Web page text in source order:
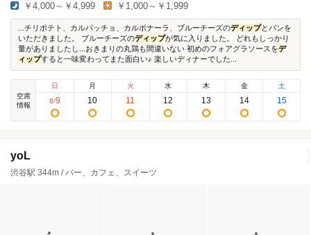
￥4,000～￥4,999 ￥1,000～￥1,999
...チリポテト、カルパッチョ、カルボナーラ、ブルーチーズのディップとパンを
いただきました。 ブルーチーズのディップが気に入りました。 どれもしっかり
量がありましたし...おきまりの丸鶏も間違いない 初めのフォアグラソースをデ
ィップすると一味変わってまた面白い♪ 楽しいディナーでした...
空席
情報
日
8/9
月
10
火
11
水
12
木
13
金
14
土
15
yoL
渋谷駅 344m / バー、カフェ、スイーツ